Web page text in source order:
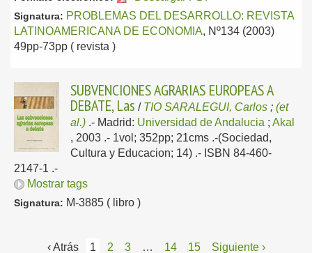
Signatura: PROBLEMAS DEL DESARROLLO: REVISTA
LATINOAMERICANA DE ECONOMIA, Nº134 (2003)
49pp-73pp ( revista )
SUBVENCIONES AGRARIAS EUROPEAS A
DEBATE, Las / TIO SARALEGUI, Carlos ; (et
al.) .- Madrid: Universidad de Andalucia ; Akal
, 2003 .- 1vol; 352pp; 21cms .-(Sociedad,
Cultura y Educacion; 14) .- ISBN 84-460-
2147-1 .-
Mostrar tags
Signatura: M-3885 ( libro )
‹ Atrás 1 2 3 … 14 15 Siguiente ›